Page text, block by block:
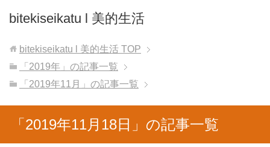
bitekiseikatu l 美的生活
bitekiseikatu l 美的生活 TOP
「2019年」の記事一覧
「2019年11月」の記事一覧
「2019年11月18日」の記事一覧